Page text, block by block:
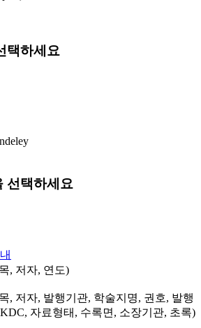
택하세요
선택하세요
, 저자, 연도)
, 저자, 발행기관, 학술지명, 권호, 발행
자료형태, 수록면, 소장기관, 초록)